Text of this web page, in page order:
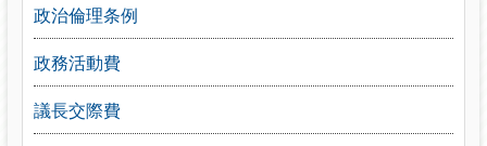
政治倫理条例
政務活動費
議長交際費